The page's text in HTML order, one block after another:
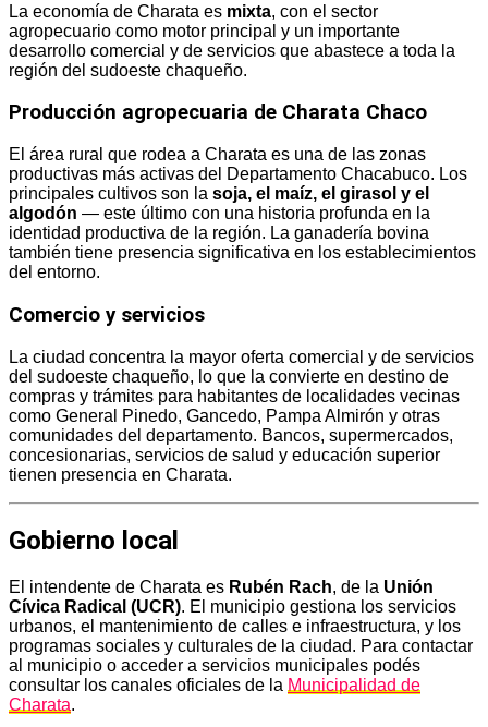
La economía de Charata es mixta, con el sector
agropecuario como motor principal y un importante
desarrollo comercial y de servicios que abastece a toda la
región del sudoeste chaqueño.
Producción agropecuaria de Charata Chaco
El área rural que rodea a Charata es una de las zonas
productivas más activas del Departamento Chacabuco. Los
principales cultivos son la soja, el maíz, el girasol y el
algodón — este último con una historia profunda en la
identidad productiva de la región. La ganadería bovina
también tiene presencia significativa en los establecimientos
del entorno.
Comercio y servicios
La ciudad concentra la mayor oferta comercial y de servicios
del sudoeste chaqueño, lo que la convierte en destino de
compras y trámites para habitantes de localidades vecinas
como General Pinedo, Gancedo, Pampa Almirón y otras
comunidades del departamento. Bancos, supermercados,
concesionarias, servicios de salud y educación superior
tienen presencia en Charata.
Gobierno local
El intendente de Charata es Rubén Rach, de la Unión
Cívica Radical (UCR). El municipio gestiona los servicios
urbanos, el mantenimiento de calles e infraestructura, y los
programas sociales y culturales de la ciudad. Para contactar
al municipio o acceder a servicios municipales podés
consultar los canales oficiales de la Municipalidad de
Charata.